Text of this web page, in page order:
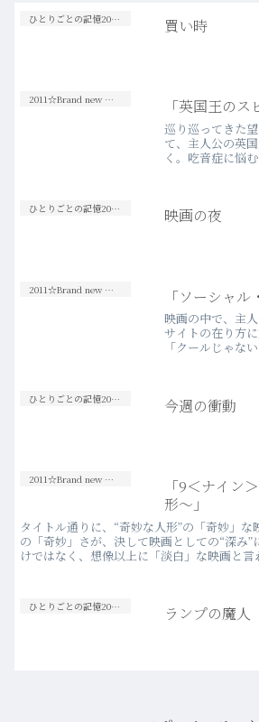
ひとりごとの記憶20s-30s 買い時
2011☆Brand new Movies 「英国王のス
巡り巡ってきた
て、主人公の英
く。吃音症に悩
な聴覚士の指導
ち向かっていく
このシーンをは
ひとりごとの記憶20s-30s 映画の夜
2011☆Brand new Movies 「ソーシャル
映画の中で、主
サイトの在り方
「クールじゃな
リフどおり、こ
ールにそしてシ
「事実をもとに
ひとりごとの記憶20s-30s 今週の衝動
2011☆Brand new Movies
「9＜ナイン
形～」
タイトル通りに、“奇妙な人形”の「奇妙」な
の「奇妙」さが、決して映画としての“深み
けではなく、想像以上に「淡白」な映画と
覚めたつぎはぎの奇妙な人形、背中には意
ひとりごとの記憶20s-30s ランプの魔人